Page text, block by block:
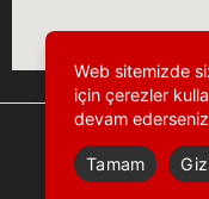
Web sitemizde
için çerezler
devam
Tamam